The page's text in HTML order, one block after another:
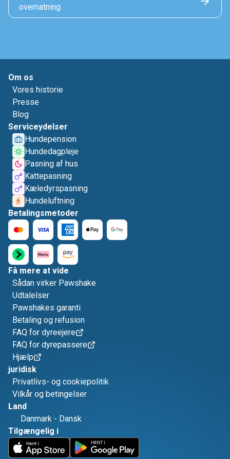
overnatning
Om os
Vores historie
Presse
Blog
Serviceydelser
Hundepension
Hundedagpleje
Pasning af hus
Kattepasning
Kæledyrspasning
Hundeluftning
Betalingsmetoder
Få mere at vide
Sådan virker Pawshake
Udtalelser
Pawshakes garanti
Betaling og refusion
FAQ for dyreejere
FAQ for dyrepassere
Hjælp
juridisk
Privatlivs- og cookiepolitik
Vilkår og betingelser
Land
Danmark - Dansk
Tilgængelig i